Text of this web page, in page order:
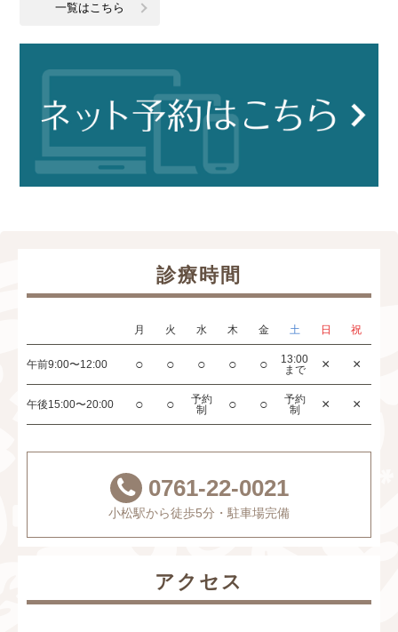
一覧はこちら
診療時間
月 火 水 木 金 土 日 祝
午前9:00〜12:00 ○ ○ ○ ○ ○
13:00
まで
× ×
午後15:00〜20:00 ○ ○
予約
制
○ ○
予約
制
× ×
0761-22-0021
小松駅から徒歩5分・駐車場完備
アクセス